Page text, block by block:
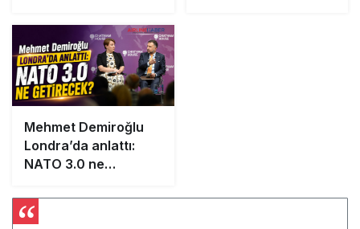
Mehmet Demiroğlu
Londra’da anlattı:
NATO 3.0 ne